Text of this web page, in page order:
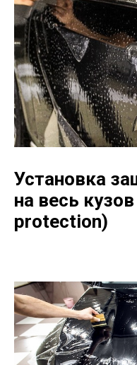
Установка
на весь
protection)